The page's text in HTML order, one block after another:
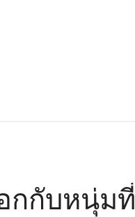
กกับหนุ่มที่